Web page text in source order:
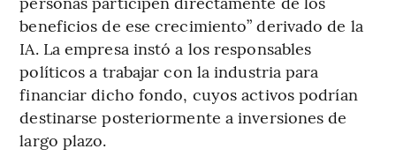
beneficios de ese crecimiento” derivado de la
IA. La empresa instó a los responsables
políticos a trabajar con la industria para
financiar dicho fondo, cuyos activos podrían
destinarse posteriormente a inversiones de
largo plazo.